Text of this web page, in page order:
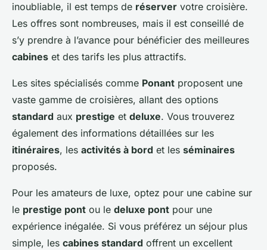
inoubliable, il est temps de réserver votre croisière.
Les offres sont nombreuses, mais il est conseillé de
s’y prendre à l’avance pour bénéficier des meilleures
cabines et des tarifs les plus attractifs.
Les sites spécialisés comme Ponant proposent une
vaste gamme de croisières, allant des options
standard aux prestige et deluxe. Vous trouverez
également des informations détaillées sur les
itinéraires, les activités à bord et les séminaires
proposés.
Pour les amateurs de luxe, optez pour une cabine sur
le prestige pont ou le deluxe pont pour une
expérience inégalée. Si vous préférez un séjour plus
simple, les cabines standard offrent un excellent